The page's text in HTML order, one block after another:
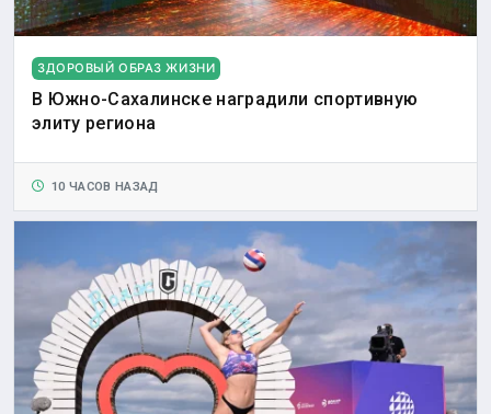
ЗДОРОВЫЙ ОБРАЗ ЖИЗНИ
В Южно-Сахалинске наградили спортивную
элиту региона
10 ЧАСОВ НАЗАД